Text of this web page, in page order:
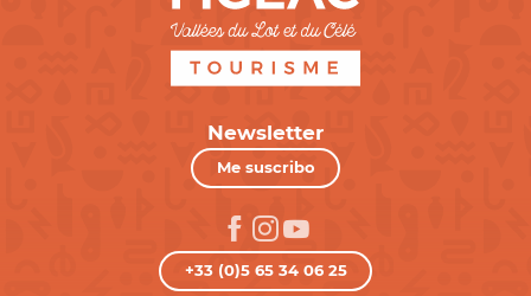
Newsletter
Me suscribo
+33 (0)5 65 34 06 25